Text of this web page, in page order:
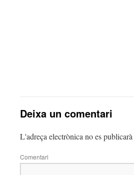
Deixa un comentari
L'adreça electrònica no es publicarà
Comentari